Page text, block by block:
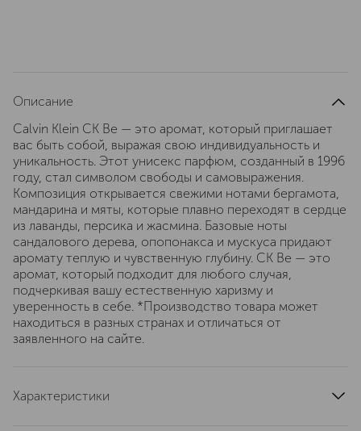
Описание
Calvin Klein CK Be — это аромат, который приглашает
вас быть собой, выражая свою индивидуальность и
уникальность. Этот унисекс парфюм, созданный в 1996
году, стал символом свободы и самовыражения.
Композиция открывается свежими нотами бергамота,
мандарина и мяты, которые плавно переходят в сердце
из лаванды, персика и жасмина. Базовые ноты
сандалового дерева, опопонакса и мускуса придают
аромату теплую и чувственную глубину. CK Be — это
аромат, который подходит для любого случая,
подчеркивая вашу естественную харизму и
уверенность в себе. *Производство товара может
находиться в разных странах и отличаться от
заявленного на сайте.
Характеристики